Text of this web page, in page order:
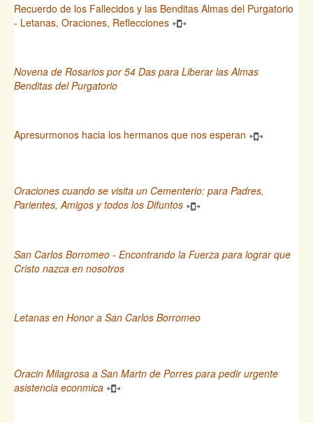
Recuerdo de los Fallecidos y las Benditas Almas del Purgatorio
- Letanas, Oraciones, Reflecciones
Novena de Rosarios por 54 Das para Liberar las Almas
Benditas del Purgatorio
Apresurmonos hacia los hermanos que nos esperan
Oraciones cuando se visita un Cementerio: para Padres,
Parientes, Amigos y todos los Difuntos
San Carlos Borromeo - Encontrando la Fuerza para lograr que
Cristo nazca en nosotros
Letanas en Honor a San Carlos Borromeo
Oracin Milagrosa a San Martn de Porres para pedir urgente
asistencia econmica